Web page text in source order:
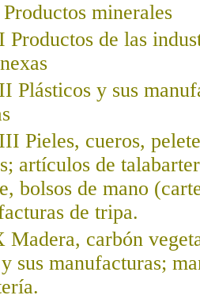
minerales
de las
Plásticos y sus
Pieles, cueros,
artículos de
bolsos de mano
de tripa.
Madera, carbón
sus manufacturas;